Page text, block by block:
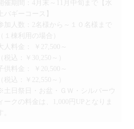
開催期間：4月末～11月中旬まで【水
上バギーコース】
参加人数：2名様から～１０名様まで
（１棟利用の場合）
大人料金：
￥27,500～
（税込：￥30,250～）
￥20,500～
（税込：￥22,550～）
※土日祭日・お盆・ＧＷ・シルバーウ
ィークの料金は、1,000円UPとなりま